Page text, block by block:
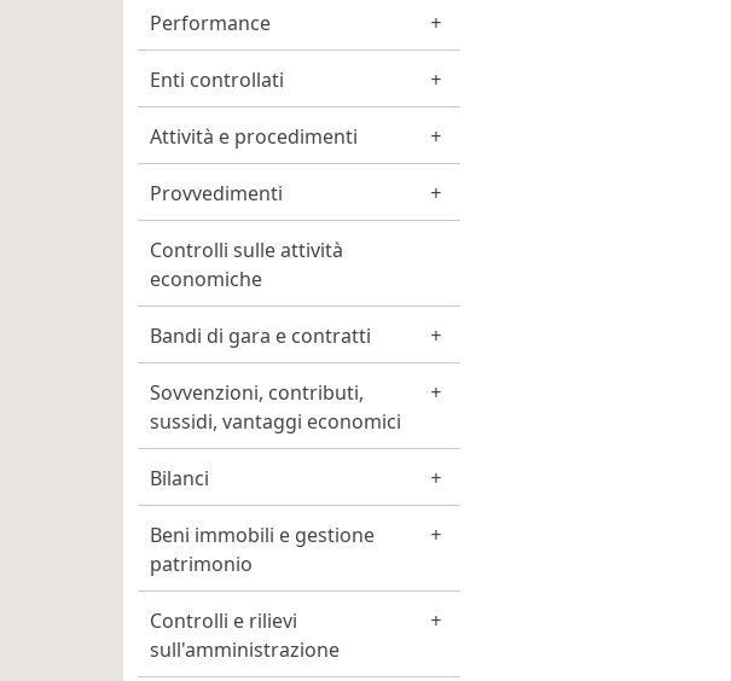
Performance
Enti controllati
Attività e procedimenti
Provvedimenti
Controlli sulle attività
economiche
Bandi di gara e contratti
Sovvenzioni, contributi,
sussidi, vantaggi economici
Bilanci
Beni immobili e gestione
patrimonio
Controlli e rilievi
sull'amministrazione